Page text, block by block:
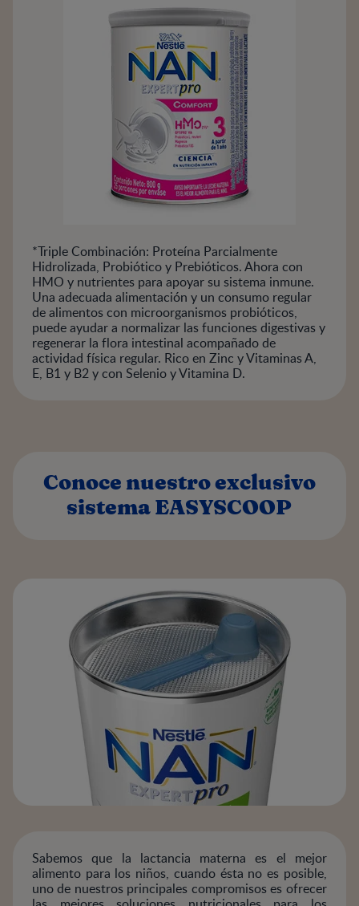
*Triple Combinación: Proteína Parcialmente
Hidrolizada, Probiótico y Prebióticos. Ahora con
HMO y nutrientes para apoyar su sistema inmune.
Una adecuada alimentación y un consumo regular
de alimentos con microorganismos probióticos,
puede ayudar a normalizar las funciones digestivas y
regenerar la flora intestinal acompañado de
actividad física regular. Rico en Zinc y Vitaminas A,
E, B1 y B2 y con Selenio y Vitamina D.
Conoce nuestro exclusivo
sistema EASYSCOOP
Sabemos que la lactancia materna es el mejor
alimento para los niños, cuando ésta no es posible,
uno de nuestros principales compromisos es ofrecer